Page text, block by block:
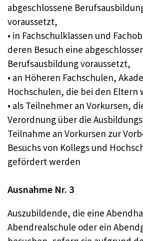
abgeschlossene
voraussetzt,
• in Fachschulklassen und
deren Besuch eine
Berufsausbildung voraussetzt,
• an Höheren Fachschulen,
Hochschulen, die bei den Eltern
• als Teilnehmer an Vorkursen,
Verordnung über die
Teilnahme an Vorkursen zur
Besuchs von Kollegs und
gefördert werden
Ausnahme Nr. 3
Auszubildende, die eine
Abendrealschule oder ein